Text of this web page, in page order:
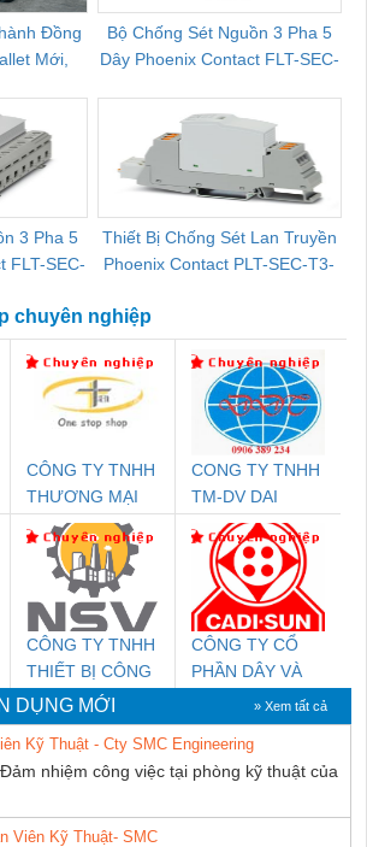
Đồng
Mới,
Bộ Chống Sét Nguồn 3 Pha 5
Dây Phoenix Contact FLT-SEC-
3 Pha 5
FLT-SEC-
Thiết Bị Chống Sét Lan Truyền
Phoenix Contact PLT-SEC-T3-
chuyên nghiệp
CÔNG TY TNHH
THƯƠNG MẠI
THIÊN ÂN VIỆT
NAM
CONG TY TNHH
TM-DV DAI
DONG THANH
CÔNG TY TNHH
THIẾT BỊ CÔNG
NGHIỆP NIHON
SETSUBI VIỆT
NAM
CÔNG TY CỔ
PHẦN DÂY VÀ
CÁP ĐIỆN
THƯỢNG ĐÌNH
MỚI » Xem tất cả
Kỹ Thuật - Cty SMC Engineering
nhiệm công việc tại phòng kỹ thuật của
Viên Kỹ Thuật- SMC